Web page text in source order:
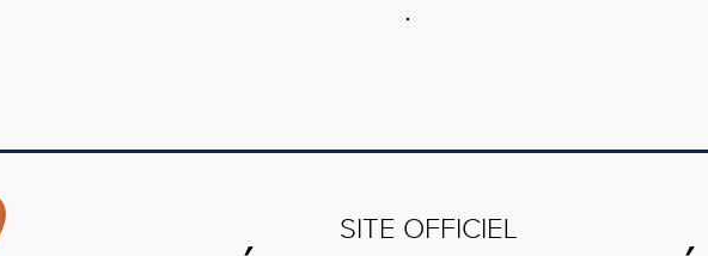
SITE OFFICIEL